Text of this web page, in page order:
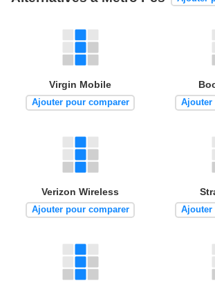
Virgin Mobile
Ajouter pour comparer Ajouter
Verizon Wireless
Ajouter pour comparer Ajouter